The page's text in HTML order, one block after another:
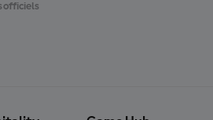
officiels